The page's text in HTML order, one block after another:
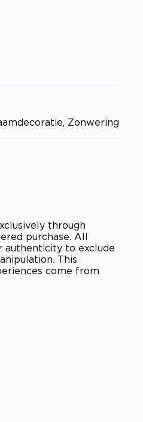
Zonwering
through
purchase. All
authenticity to exclude
This
come from